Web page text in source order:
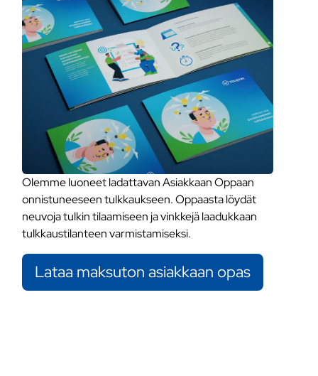
Olemme luoneet ladattavan Asiakkaan Oppaan
onnistuneeseen tulkkaukseen. Oppaasta löydät
neuvoja tulkin tilaamiseen ja vinkkejä laadukkaan
tulkkaustilanteen varmistamiseksi.
Lataa maksuton asiakkaan opas